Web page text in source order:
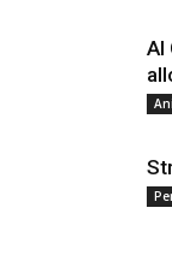
Al